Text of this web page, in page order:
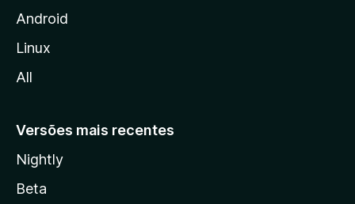
i
a
Android
Linux
All
Versões mais recentes
Nightly
Beta